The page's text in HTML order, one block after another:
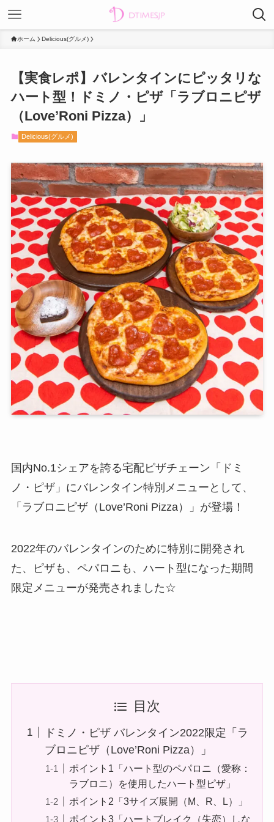
ホーム Delicious(グルメ)
【実食レポ】バレンタインにピッタリな
ハート型！ドミノ・ピザ「ラブロニピザ
（Love’Roni Pizza）」
Delicious(グルメ)
国内No.1シェアを誇る宅配ピザチェーン「ドミ
ノ・ピザ」にバレンタイン特別メニューとして、
「ラブロニピザ（Love’Roni Pizza）」が登場！
2022年のバレンタインのために特別に開発され
た、ピザも、ペパロニも、ハート型になった期間
限定メニューが発売されました☆
目次
ドミノ・ピザ バレンタイン2022限定「ラ
ブロニピザ（Love’Roni Pizza）」
ポイント1「ハート型のペパロニ（愛称：
ラブロニ）を使用したハート型ピザ」
ポイント2「3サイズ展開（M、R、L）」
ポイント3「ハートブレイク（失恋）しな